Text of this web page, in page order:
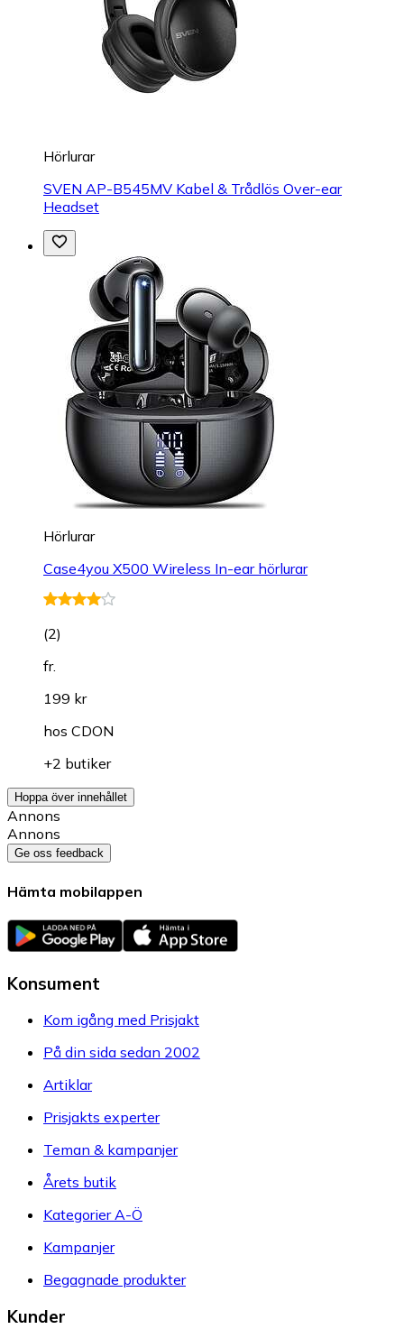
Hörlurar
SVEN AP-B545MV Kabel & Trådlös Over-ear
Headset
Hörlurar
Case4you X500 Wireless In-ear hörlurar
(2)
fr.
199 kr
hos CDON
+2 butiker
Hoppa över innehållet
Annons
Annons
Ge oss feedback
Hämta mobilappen
Konsument
Kom igång med Prisjakt
På din sida sedan 2002
Artiklar
Prisjakts experter
Teman & kampanjer
Årets butik
Kategorier A-Ö
Kampanjer
Begagnade produkter
Kunder